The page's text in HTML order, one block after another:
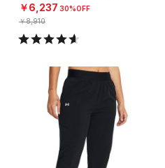
￥6,237 30%OFF
￥8,910